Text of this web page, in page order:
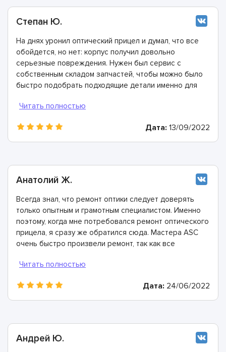
Степан Ю.
На днях уронил оптический прицел и думал, что все
обойдется, но нет: корпус получил довольно
серьезные повреждения. Нужен был сервис с
собственным складом запчастей, чтобы можно было
быстро подобрать подходящие детали именно для
справились с задачей на отлично и на все работы
Дата: 13/09/2022
Анатолий Ж.
Всегда знал, что ремонт оптики следует доверять
только опытным и грамотным специалистом. Именно
поэтому, когда мне потребовался ремонт оптического
прицела, я сразу же обратился сюда. Мастера ASC
очень быстро произвели ремонт, так как все
собственном складе.
Дата: 24/06/2022
Андрей Ю.